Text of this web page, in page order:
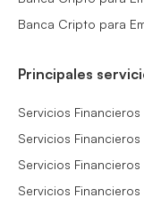
Banca Cripto para
Principales
Servicios
Servicios
Servicios
Servicios